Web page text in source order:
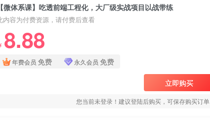
【微体系课】吃透前端工程化，大厂级实战项目以战带练
内容为付费资源，请付费后查看
8.88
年费会员 免费 永久会员 免费
立即购买
您当前未登录！建议登陆后购买，可保存购买订单